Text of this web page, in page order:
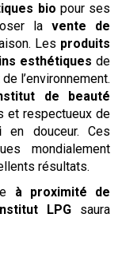
bio pour ses
la vente de
Les produits
esthétiques de
l’environnement.
de beauté
et respectueux de
en douceur. Ces
mondialement
résultats.
à proximité de
LPG saura